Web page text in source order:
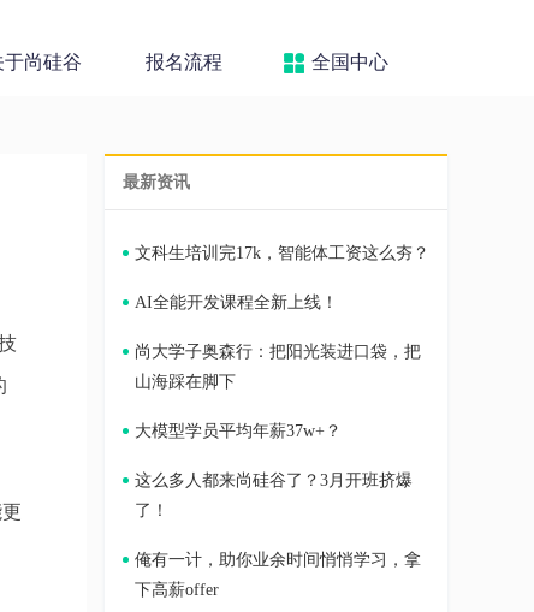
于尚硅谷 报名流程 全国中心
最新资讯
文科生培训完17k，智能体工资这么夯？
AI全能开发课程全新上线！
尚大学子奥森行：把阳光装进口袋，把
山海踩在脚下
大模型学员平均年薪37w+？
这么多人都来尚硅谷了？3月开班挤爆
了！
俺有一计，助你业余时间悄悄学习，拿
下高薪offer